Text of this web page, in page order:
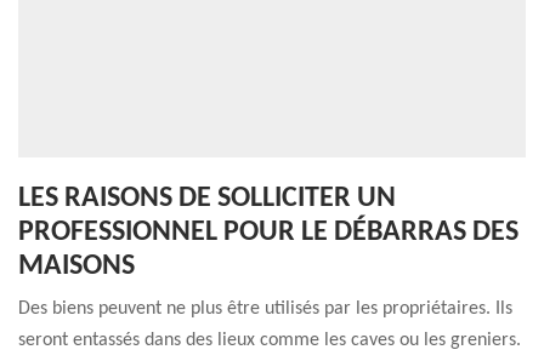
LES RAISONS DE SOLLICITER UN
PROFESSIONNEL POUR LE DÉBARRAS DES
MAISONS
Des biens peuvent ne plus être utilisés par les propriétaires. Ils
seront entassés dans des lieux comme les caves ou les greniers.